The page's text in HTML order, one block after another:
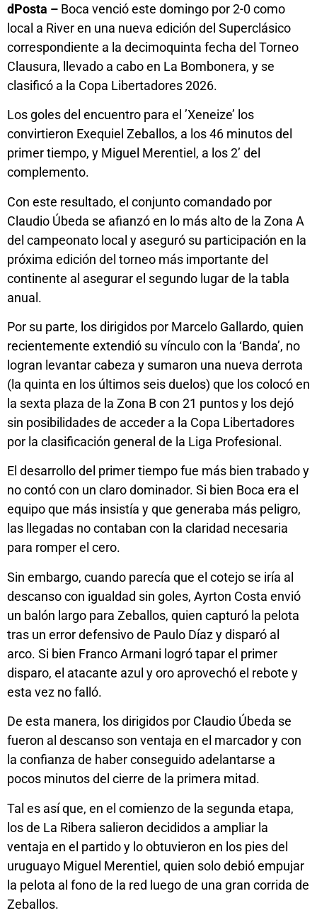
dPosta – Boca venció este domingo por 2-0 como
local a River en una nueva edición del Superclásico
correspondiente a la decimoquinta fecha del Torneo
Clausura, llevado a cabo en La Bombonera, y se
clasificó a la Copa Libertadores 2026.
Los goles del encuentro para el ’Xeneize’ los
convirtieron Exequiel Zeballos, a los 46 minutos del
primer tiempo, y Miguel Merentiel, a los 2’ del
complemento.
Con este resultado, el conjunto comandado por
Claudio Úbeda se afianzó en lo más alto de la Zona A
del campeonato local y aseguró su participación en la
próxima edición del torneo más importante del
continente al asegurar el segundo lugar de la tabla
anual.
Por su parte, los dirigidos por Marcelo Gallardo, quien
recientemente extendió su vínculo con la ‘Banda’, no
logran levantar cabeza y sumaron una nueva derrota
(la quinta en los últimos seis duelos) que los colocó en
la sexta plaza de la Zona B con 21 puntos y los dejó
sin posibilidades de acceder a la Copa Libertadores
por la clasificación general de la Liga Profesional.
El desarrollo del primer tiempo fue más bien trabado y
no contó con un claro dominador. Si bien Boca era el
equipo que más insistía y que generaba más peligro,
las llegadas no contaban con la claridad necesaria
para romper el cero.
Sin embargo, cuando parecía que el cotejo se iría al
descanso con igualdad sin goles, Ayrton Costa envió
un balón largo para Zeballos, quien capturó la pelota
tras un error defensivo de Paulo Díaz y disparó al
arco. Si bien Franco Armani logró tapar el primer
disparo, el atacante azul y oro aprovechó el rebote y
esta vez no falló.
De esta manera, los dirigidos por Claudio Úbeda se
fueron al descanso son ventaja en el marcador y con
la confianza de haber conseguido adelantarse a
pocos minutos del cierre de la primera mitad.
Tal es así que, en el comienzo de la segunda etapa,
los de La Ribera salieron decididos a ampliar la
ventaja en el partido y lo obtuvieron en los pies del
uruguayo Miguel Merentiel, quien solo debió empujar
la pelota al fono de la red luego de una gran corrida de
Zeballos.